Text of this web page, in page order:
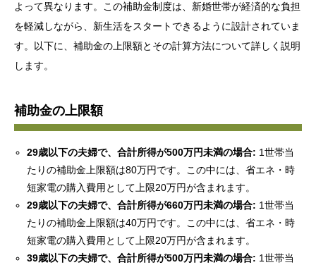
よって異なります。この補助金制度は、新婚世帯が経済的な負担
を軽減しながら、新生活をスタートできるように設計されていま
す。以下に、補助金の上限額とその計算方法について詳しく説明
します。
補助金の上限額
29歳以下の夫婦で、合計所得が500万円未満の場合: 1世帯当
たりの補助金上限額は80万円です。この中には、省エネ・時
短家電の購入費用として上限20万円が含まれます。
29歳以下の夫婦で、合計所得が660万円未満の場合: 1世帯当
たりの補助金上限額は40万円です。この中には、省エネ・時
短家電の購入費用として上限20万円が含まれます。
39歳以下の夫婦で、合計所得が500万円未満の場合: 1世帯当